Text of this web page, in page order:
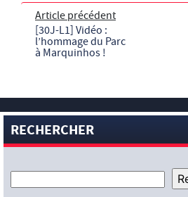
Article précédent
[30J-L1] Vidéo :
l’hommage du Parc
à Marquinhos !
RECHERCHER